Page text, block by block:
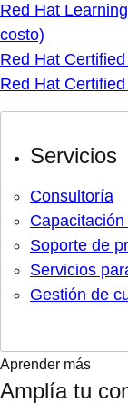
Red Hat
costo)
Red Hat
Red Hat
Servicios
Consultoría
Soporte de
Servicios
Gestión de
Aprender más
Amplía tu